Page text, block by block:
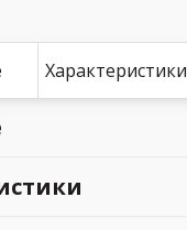
Характеристики